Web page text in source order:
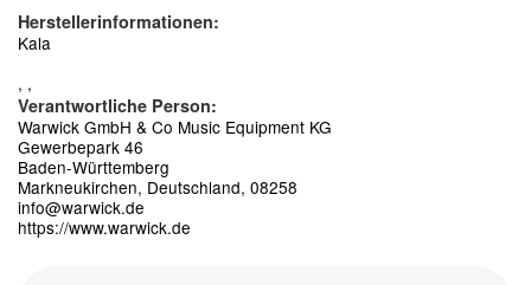
Herstellerinformationen:
Kala
, ,
Verantwortliche Person:
Warwick GmbH & Co Music Equipment KG
Gewerbepark 46
Baden-Württemberg
Markneukirchen, Deutschland, 08258
info@warwick.de
https://www.warwick.de